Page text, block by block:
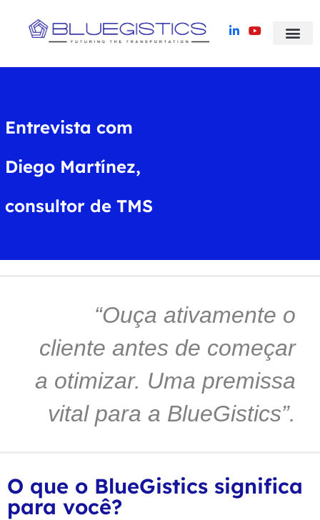
Entrevista com
Diego Martínez,
consultor de TMS
“Ouça ativamente o
cliente antes de começar
a otimizar. Uma premissa
vital para a BlueGistics”.
O que o BlueGistics significa
para você?